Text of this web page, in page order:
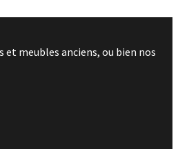
meubles anciens, ou bien nos